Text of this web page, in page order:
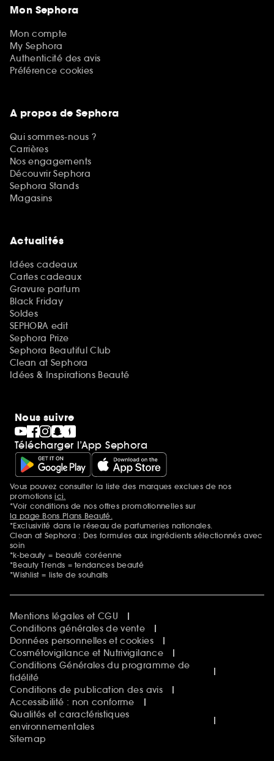
Mon Sephora
Mon compte
My Sephora
Authenticité des avis
Préférence cookies
A propos de Sephora
Qui sommes-nous ?
Carrières
Nos engagements
Découvrir Sephora
Sephora Stands
Magasins
Actualités
Idées cadeaux
Cartes cadeaux
Gravure parfum
Black Friday
Soldes
SEPHORA edit
Sephora Prize
Sephora Beautiful Club
Clean at Sephora
Idées & Inspirations Beauté
Nous suivre
Télécharger l’App Sephora
Mentions additionnelles
Vous pouvez consulter la liste des marques exclues de nos
promotionsici.
*Voir conditions de nos offres promotionnelles sur
la page Bons Plans Beauté.
*Exclusivité dans le réseau de parfumeries nationales.
Clean at Sephora : Des formules aux ingrédients sélectionnés avec
soin
*k-beauty = beauté coréenne
*Beauty Trends = tendances beauté
*Wishlist = liste de souhaits
Mentions légales et CGU
Conditions générales de vente
Données personnelles et cookies
Cosmétovigilance et Nutrivigilance
Conditions Générales du programme de
fidélité
Conditions de publication des avis
Accessibilité : non conforme
Qualités et caractéristiques
environnementales
Sitemap